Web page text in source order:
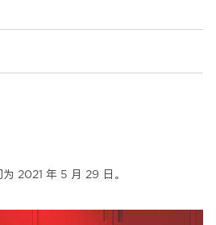
2021 年 5 月 29 日。